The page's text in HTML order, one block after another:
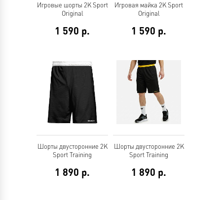
Игровые шорты 2K Sport
Original
1 590 р.
Игровая майка 2K Sport
Original
1 590 р.
Шорты двусторонние 2K
Sport Training
1 890 р.
Шорты двусторонние 2K
Sport Training
1 890 р.